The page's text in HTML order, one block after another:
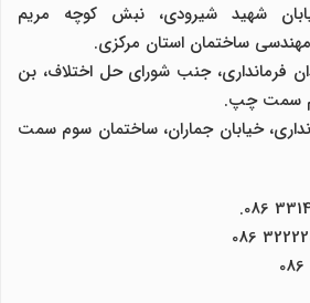
شماره 1: خیابان شهید شیرودی، نبش کوچه مریم
مهندسی ساختمان استان مرکزی.
شماره 2: میدان فرمانداری، جنب شورای حل اختلاف، بن
سمت چپ.
خیابان جماران، ساختمان سوم سمت